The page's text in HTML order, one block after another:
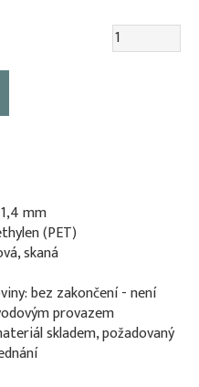
mm
(PET)
skaná
bez zakončení - není
provazem
skladem, požadovaný